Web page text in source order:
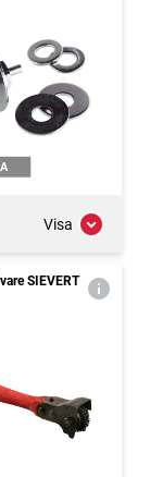
Visa
SIEVERT